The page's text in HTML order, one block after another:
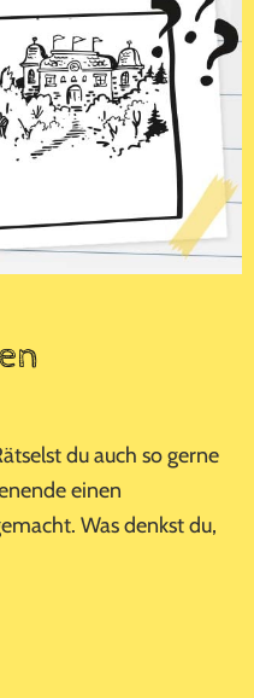
du auch so gerne
einen
Was denkst du,